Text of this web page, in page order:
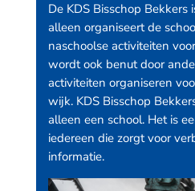
De KDS Bisschop Bekkers
alleen organiseert de
naschoolse activiteiten
wordt ook benut door
activiteiten organiseren
wijk. KDS Bisschop
alleen een school. Het is
iedereen die zorgt voor
informatie.